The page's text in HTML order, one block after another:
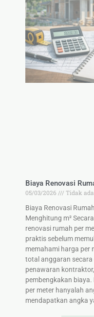
Biaya Renovasi
05/03/2026
Tidak
Biaya Renovasi
Menghitung m²
renovasi rumah per
praktis sebelum
memahami harga per
total anggaran
penawaran
pembengkakan
per meter hanyalah
mendapatkan angka